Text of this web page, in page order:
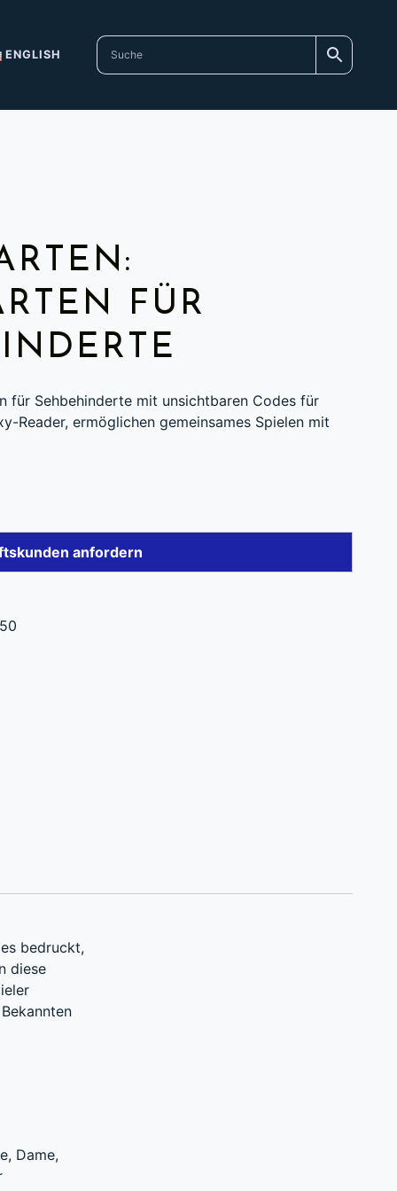
ENGLISH
FÜR
für Sehbehinderte mit unsichtbaren Codes für
Reader, ermöglichen gemeinsames Spielen mit
anfordern
bedruckt,
diese
Dame,